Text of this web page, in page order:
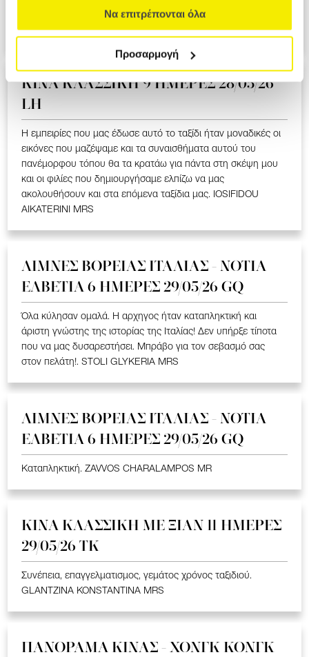
Να επιτρέπονται όλα
Προσαρμογή
ΥΠΕΡΟΧΟ ΤΑΞΙΔΙ ΠΟΥ ΜΑΣ ΕΚΑΝΕ ΝΑ ΣΥΓΚΙΝΗΘΟΥΜΕ ΣΤΑ
ΚΙΝΑ KΛΑΣΣΙΚΗ 9 ΗΜΕΡΕΣ 28/05/26
LH
Η εμπειρίες που μας έδωσε αυτό το ταξίδι ήταν μοναδικές οι
εικόνες που μαζέψαμε και τα συναισθήματα αυτού του
πανέμορφου τόπου θα τα κρατάω για πάντα στη σκέψη μου
και οι φιλίες που δημιουργήσαμε ελπίζω να μας
ακολουθήσουν και στα επόμενα ταξίδια μας. IOSIFIDOU
AIKATERINI MRS
ΛΙΜΝΕΣ ΒΟΡΕΙΑΣ ΙΤΑΛΙΑΣ - ΝΟΤΙΑ
ΕΛΒΕΤΙΑ 6 ΗΜΕΡΕΣ 29/05/26 GQ
Όλα κύλησαν ομαλά. Η αρχηγος ήταν καταπληκτική και
άριστη γνώστης της ιστορίας της Ιταλίας! Δεν υπήρξε τίποτα
που να μας δυσαρεστήσει. Μπράβο για τον σεβασμό σας
στον πελάτη!. STOLI GLYKERIA MRS
ΛΙΜΝΕΣ ΒΟΡΕΙΑΣ ΙΤΑΛΙΑΣ - ΝΟΤΙΑ
ΕΛΒΕΤΙΑ 6 ΗΜΕΡΕΣ 29/05/26 GQ
Καταπληκτική. ZAVVOS CHARALAMPOS MR
ΚΙΝΑ KΛΑΣΣΙΚΗ ME ΞΙΑΝ 11 ΗΜΕΡΕΣ
29/05/26 ΤΚ
Συνέπεια, επαγγελματισμος, γεμάτος χρόνος ταξιδιού.
GLANTZINA KONSTANTINA MRS
ΠΑΝΟΡΑΜΑ ΚΙΝΑΣ - ΧΟΝΓΚ ΚΟΝΓΚ